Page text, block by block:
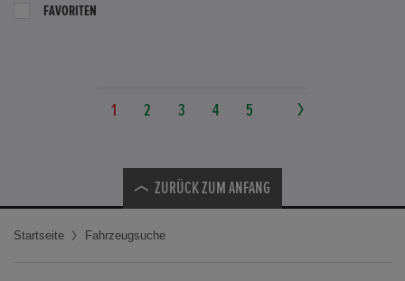
FAVORITEN
1 2 3 4 5
ZURÜCK ZUM ANFANG
Startseite Fahrzeugsuche